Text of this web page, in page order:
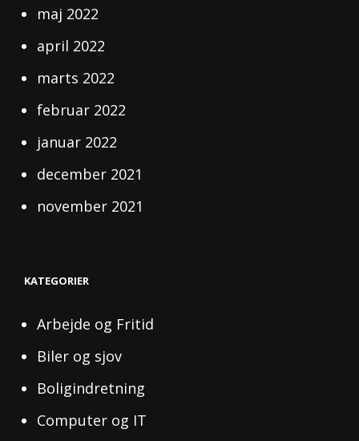
maj 2022
april 2022
marts 2022
februar 2022
januar 2022
december 2021
november 2021
KATEGORIER
Arbejde og Fritid
Biler og sjov
Boligindretning
Computer og IT